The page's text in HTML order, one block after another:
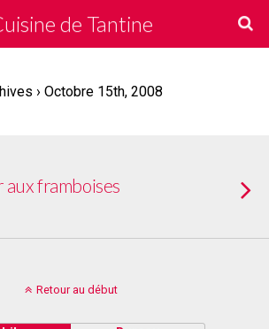
de Tantine
› Octobre 15th, 2008
aux framboises
Retour au début